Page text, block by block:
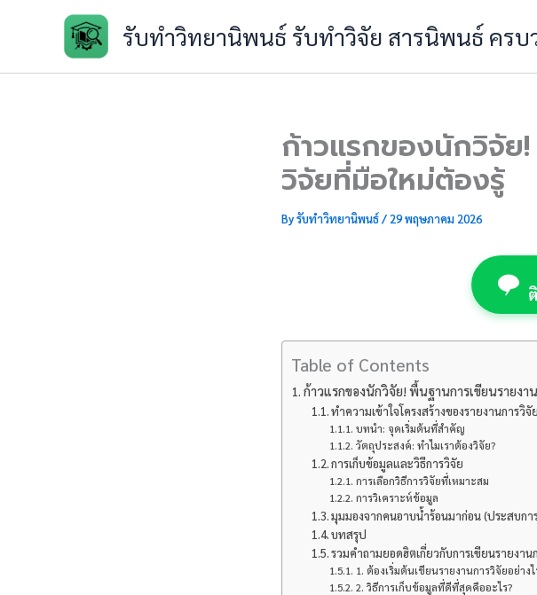
รับทำวิทยานิพนธ์ รับทำวิจัย สารนิพนธ์ ครบ
ก้าวแรกของนักวิจัย
วิจัยที่มือใหม่ต้องรู้
Byรับทำวิทยานิพนธ์/ 29 พฤษภาคม 2026
Table of Contents
ก้าวแรกของนักวิจัย! พื้นฐานการเขียนรายงา
ทำความเข้าใจโครงสร้างของรายงานการวิจัย
บทนำ: จุดเริ่มต้นที่สำคัญ
วัตถุประสงค์: ทำไมเราต้องวิจัย?
การเก็บข้อมูลและวิธีการวิจัย
การเลือกวิธีการวิจัยที่เหมาะสม
การวิเคราะห์ข้อมูล
มุมมองจากคนอาบน้ำร้อนมาก่อน (ประสบกา
บทสรุป
รวมคำถามยอดฮิตเกี่ยวกับการเขียนรายงาน
1. ต้องเริ่มต้นเขียนรายงานการวิจัยอย่างไ
2. วิธีการเก็บข้อมูลที่ดีที่สุดคืออะไร?